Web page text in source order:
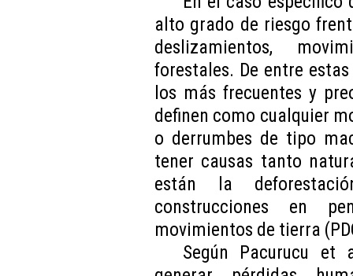
alto grado de riesgo
deslizamientos,
forestales. De entre
los más frecuentes y
definen como cualquier
o derrumbes de tipo
tener causas tanto
están la
construcciones en
movimientos de tierra
Según Pacurucu et